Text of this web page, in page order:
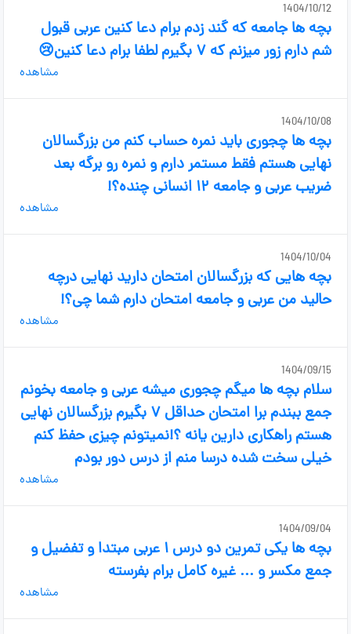
1404/10/12
بچه ها جامعه که گند زدم برام دعا کنین عربی قبول
شم دارم زور میزنم که ۷ بگیرم لطفا برام دعا کنین😢
مشاهده
1404/10/08
بچه ها چجوری باید نمره حساب کنم من بزرگسالان
نهایی هستم فقط مستمر دارم و نمره رو برگه بعد
ضریب عربی و جامعه ۱۲ انسانی چنده؟!
مشاهده
1404/10/04
بچه هایی که بزرگسالان امتحان دارید نهایی درچه
حالید من عربی و جامعه امتحان دارم شما چی؟!
مشاهده
1404/09/15
سلام بچه ها میگم چجوری میشه عربی و جامعه بخونم
جمع ببندم برا امتحان حداقل ۷ بگیرم بزرگسالان نهایی
هستم راهکاری دارین یانه ؟!نمیتونم چیزی حفظ کنم
خیلی سخت شده درسا منم از درس دور بودم
مشاهده
1404/09/04
بچه ها یکی تمرین دو درس ۱ عربی مبتدا و تفضیل و
جمع مکسر و ... غیره کامل برام بفرسته
مشاهده